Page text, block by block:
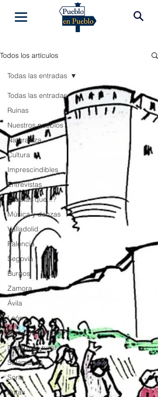
Todos los artículos
Todas las entradas
Ruinas
Nuestros pueblos
Naturaleza
Cultura
Imprescindibles
Entrevistas
¿Sabías que...?
Música y danzas
Valladolid
Palencia
Segovia
Burgos
Zamora
Ávila
León
Rutas de Delibes
Desarrollo rural
Salamanca
Soria
Rutas
Todas las entradas